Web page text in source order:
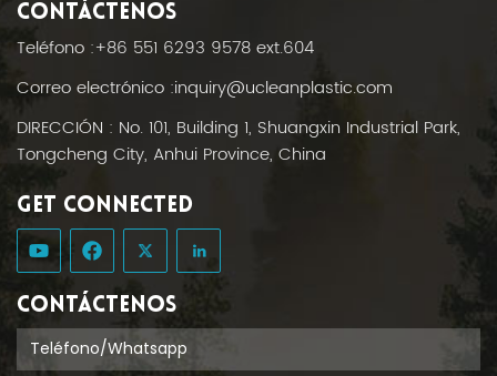
CONTÁCTENOS
Teléfono :+86 551 6293 9578 ext.604
Correo electrónico :inquiry@ucleanplastic.com
DIRECCIÓN : No. 101, Building 1, Shuangxin Industrial Park,
Tongcheng City, Anhui Province, China
GET CONNECTED
CONTÁCTENOS